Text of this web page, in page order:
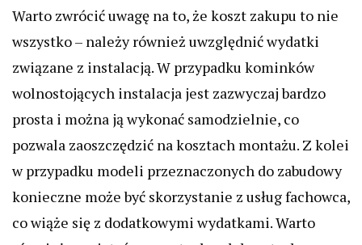
Warto zwrócić uwagę na to, że koszt zakupu to nie
wszystko – należy również uwzględnić wydatki
związane z instalacją. W przypadku kominków
wolnostojących instalacja jest zazwyczaj bardzo
prosta i można ją wykonać samodzielnie, co
pozwala zaoszczędzić na kosztach montażu. Z kolei
w przypadku modeli przeznaczonych do zabudowy
konieczne może być skorzystanie z usług fachowca,
co wiąże się z dodatkowymi wydatkami. Warto